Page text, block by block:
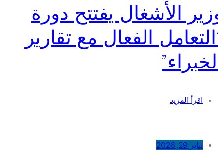
الأشغال يفتتح دورة
الفعال مع تقارير
اقرأ المزيد
يناير 29, 2026